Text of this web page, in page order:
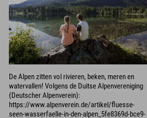
De Alpen zitten vol rivieren, beken, meren en
watervallen! Volgens de Duitse Alpenvereniging
(Deutscher Alpenverein):
https://www.alpenverein.de/artikel/fluesse-
seen-wasserfaelle-in-den-alpen_5fe8369d-bce9-